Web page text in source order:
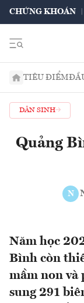
CHỨNG KHOÁN
TIÊU ĐIỂM
DÂN SINH
Quảng
N
Năm học
Bình còn
mầm non và
sung 291